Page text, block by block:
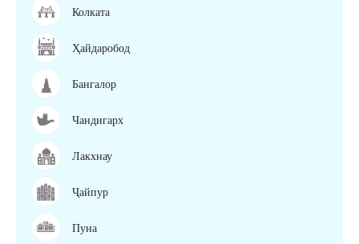
Колката
Ҳайдаробод
Бангалор
Чандигарх
Лакхнау
Ҷайпур
Пуна